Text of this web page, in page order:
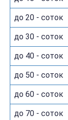
до 20 - соток
до 30 - соток
до 40 - соток
до 50 - соток
до 60 - соток
до 70 - соток